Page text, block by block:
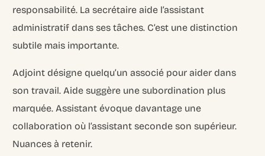
responsabilité. La secrétaire aide l’assistant
administratif dans ses tâches. C’est une distinction
subtile mais importante.
Adjoint désigne quelqu’un associé pour aider dans
son travail. Aide suggère une subordination plus
marquée. Assistant évoque davantage une
collaboration où l’assistant seconde son supérieur.
Nuances à retenir.